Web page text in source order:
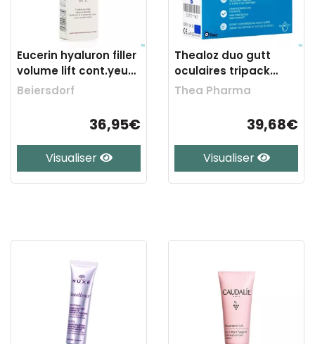
Eucerin hyaluron filler
volume lift cont.yeux
15ml
Beiersdorf
36,95€
Visualiser
Thealoz duo gutt
oculaires tripack
3x10ml
Thea Pharma
39,68€
Visualiser